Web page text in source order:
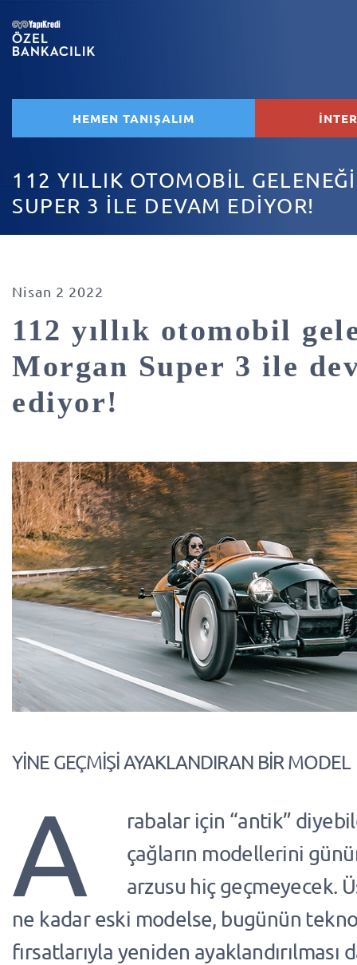
HEMEN TANIŞALIM
112 YILLIK OTOMOBİL
SUPER 3 İLE DEVAM EDİYOR!
Nisan 2 2022
112 yıllık otomobil
Morgan Super 3 ile
ediyor!
YİNE GEÇMİŞİ AYAKLANDIRAN BİR MODEL
A
rabalar için “antik”
çağların modellerini
arzusu hiç geçmeyecek.
ne kadar eski modelse, bugünün
fırsatlarıyla yeniden ayaklandırılması